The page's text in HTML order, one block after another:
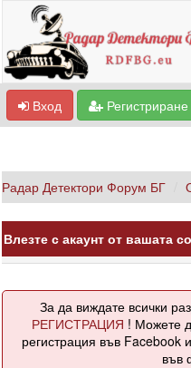
Вход Регистриране
Радар Детектори Форум БГ
Влезте с акаунт от вашата
За да виждате всички
РЕГИСТРАЦИЯ ! Можете
регистрация във Facebook
във